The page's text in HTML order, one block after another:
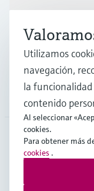
Industrias
Soporte
ARG
Utilizamos
navegación,
la
contenido
Al seleccionar
cookies.
Para obtener más
cookies .